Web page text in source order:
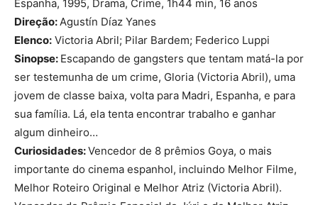
Espanha, 1995, Drama, Crime, 1h44 min, 16 anos
Direção:Agustín Díaz Yanes
Elenco: Victoria Abril; Pilar Bardem; Federico Luppi
Sinopse: Escapando de gangsters que tentam matá-la por
ser testemunha de um crime, Gloria (Victoria Abril), uma
jovem de classe baixa, volta para Madri, Espanha, e para
sua família. Lá, ela tenta encontrar trabalho e ganhar
algum dinheiro…
Curiosidades:Vencedor de 8 prêmios Goya, o mais
importante do cinema espanhol, incluindo Melhor Filme,
Melhor Roteiro Original e Melhor Atriz (Victoria Abril).